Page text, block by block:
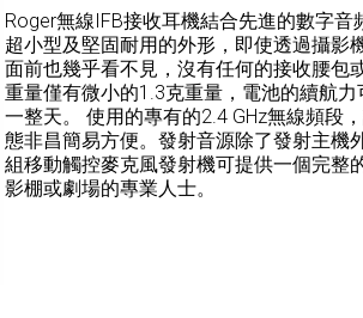
Roger無線IFB接收耳機結合先進的數字音
超小型及堅固耐用的外形，即使透過攝影
面前也幾乎看不見，沒有任何的接收腰包
重量僅有微小的1.3克重量，電池的續航力
一整天。 使用的專有的2.4 GHz無線頻段
態非昌簡易方便。發射音源除了發射主機
組移動觸控麥克風發射機可提供一個完整
影棚或劇場的專業人士。